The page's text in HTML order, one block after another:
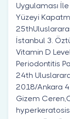
Uygulaması
Yüzeyi
İstanbul 3.
Vitamin D
Periodontitis
24th
2018/Ankara
Gizem